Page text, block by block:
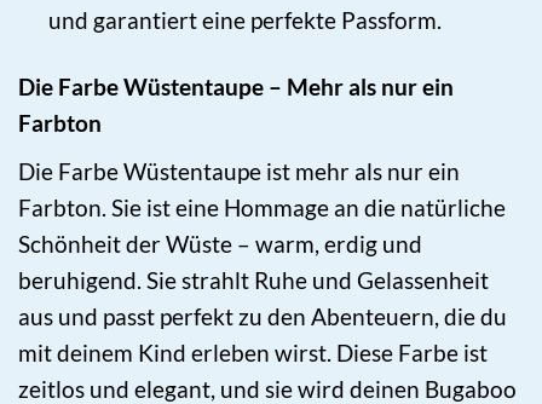
und garantiert eine perfekte Passform.
Die Farbe Wüstentaupe – Mehr als nur ein
Farbton
Die Farbe Wüstentaupe ist mehr als nur ein
Farbton. Sie ist eine Hommage an die natürliche
Schönheit der Wüste – warm, erdig und
beruhigend. Sie strahlt Ruhe und Gelassenheit
aus und passt perfekt zu den Abenteuern, die du
mit deinem Kind erleben wirst. Diese Farbe ist
zeitlos und elegant, und sie wird deinen Bugaboo